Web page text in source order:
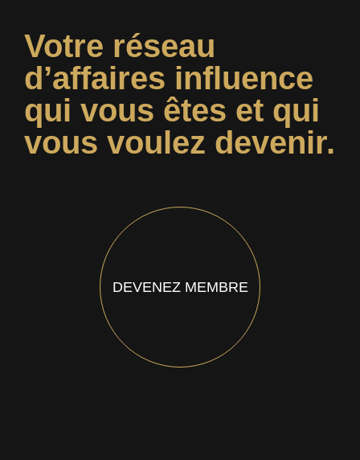
Votre réseau
d’affaires influence
qui vous êtes et qui
vous voulez devenir.
DEVENEZ MEMBRE